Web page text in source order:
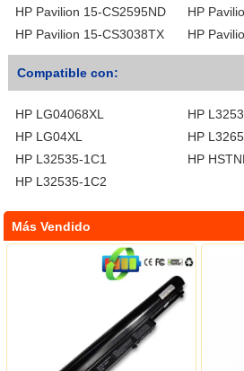
HP Pavilion 15-CS2595ND
HP
HP Pavilion 15-CS3038TX
HP
Compatible con:
HP LG04068XL
HP
HP LG04XL
HP
HP L32535-1C1
HP
HP L32535-1C2
Más Vendido